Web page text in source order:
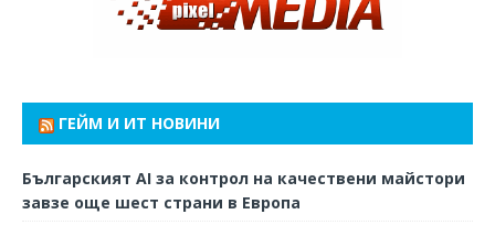
ГЕЙМ И ИТ НОВИНИ
Българският AI за контрол на качествени майстори
завзе още шест страни в Европа